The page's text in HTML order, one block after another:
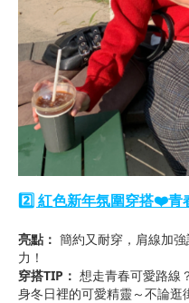
2️⃣ 紅色新年氛圍穿搭❤️青
亮點： 簡約又耐穿，肩線加
力！
穿搭TIP： 想走青春可愛路線
身冬日裡的可愛精靈～不論逛